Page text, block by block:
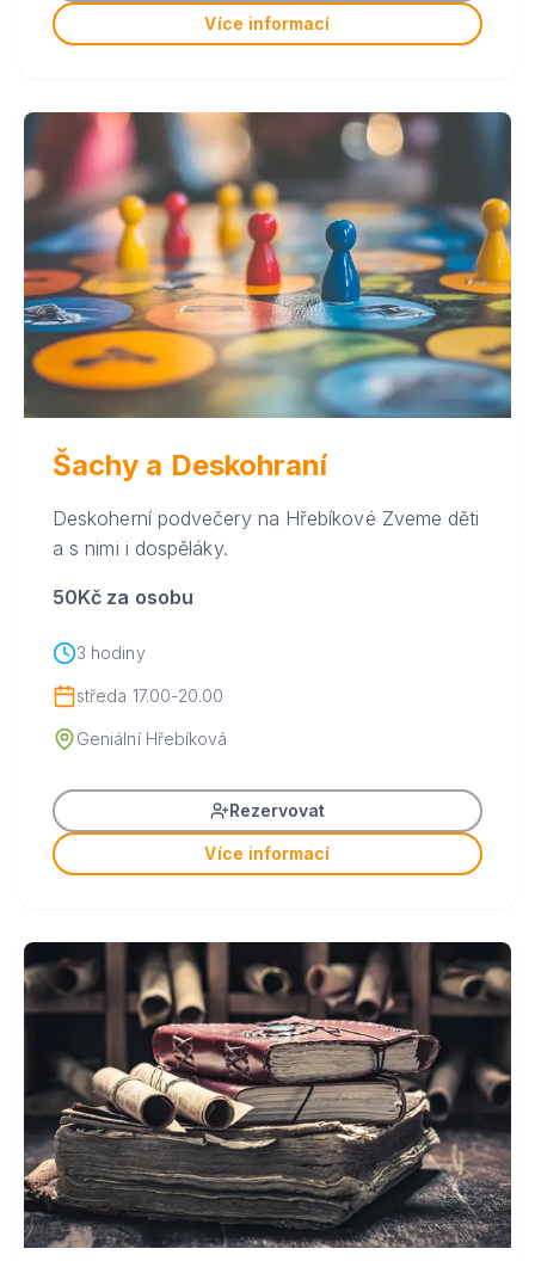
Více informací
Šachy a Deskohraní
Deskoherní podvečery na Hřebíkové Zveme děti
a s nimi i dospěláky.
50Kč za osobu
3 hodiny
středa 17.00-20.00
Geniální Hřebíková
Rezervovat
Více informací